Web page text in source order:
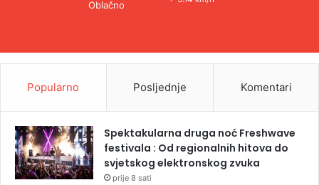
Oblačno
Popularno Posljednje Komentari
Spektakularna druga noć Freshwave
festivala : Od regionalnih hitova do
svjetskog elektronskog zvuka
prije 8 sati